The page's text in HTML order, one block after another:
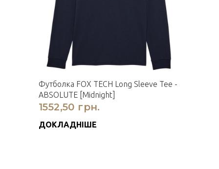
Футболка FOX TECH Long Sleeve Tee -
ABSOLUTE [Midnight]
1552,50 грн.
ДОКЛАДНІШЕ